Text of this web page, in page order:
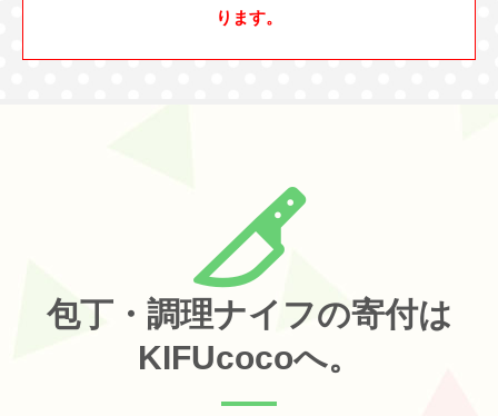
ります。
包丁・調理ナイフの寄付は
KIFUcocoへ。